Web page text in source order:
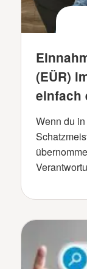
(EÜR)
einfach
Wenn du